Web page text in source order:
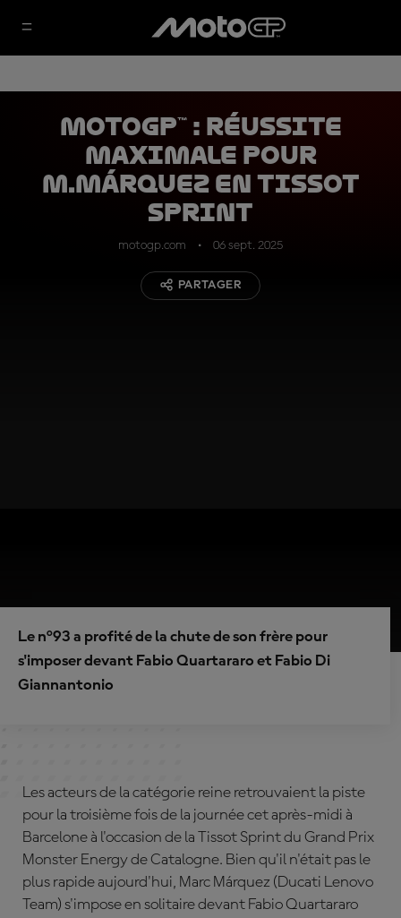
MotoGP™ : réussite
maximale pour
M.Márquez en Tissot
Sprint
motogp.com 06 sept. 2025
PARTAGER
Le n°93 a profité de la chute de son frère pour
s'imposer devant Fabio Quartararo et Fabio Di
Giannantonio
Les acteurs de la catégorie reine retrouvaient la piste
pour la troisième fois de la journée cet après-midi à
Barcelone à l'occasion de la Tissot Sprint du Grand Prix
Monster Energy de Catalogne. Bien qu'il n'était pas le
plus rapide aujourd'hui, Marc Márquez (Ducati Lenovo
Team) s'impose en solitaire devant Fabio Quartararo